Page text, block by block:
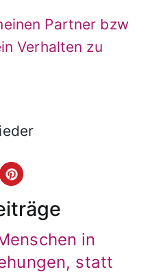
Partner bzw
Verhalten zu
in
statt